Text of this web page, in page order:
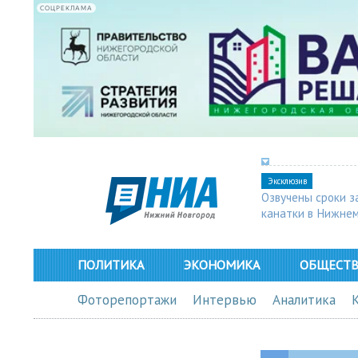
СОЦРЕКЛАМА
Эксклюзив
Озвучены сроки
канатки в
ПОЛИТИКА ЭКОНОМИКА
Фоторепортажи Интервью Аналитика